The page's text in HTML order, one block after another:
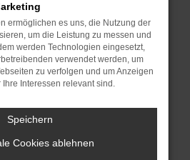
kann auch dazu führen,
nicht mehr
Webseitenbetreiber.
genannten Schritte versucht
bitte. Wir werden versuchen,
Du kannst uns diesen
uns bei der Fehlersuche zu
ermöglichen es uns, die Nutzung der
um die Leistung zu messen und
werden Technologien eingesetzt,
verwendet werden, um
zu verfolgen und um Anzeigen
Interessen relevant sind.
Speichern
Cookies ablehnen